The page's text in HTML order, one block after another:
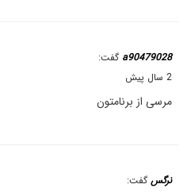
a90479028 گفت:
2 سال پیش
مرسی از برنامتون
نرگس گفت: